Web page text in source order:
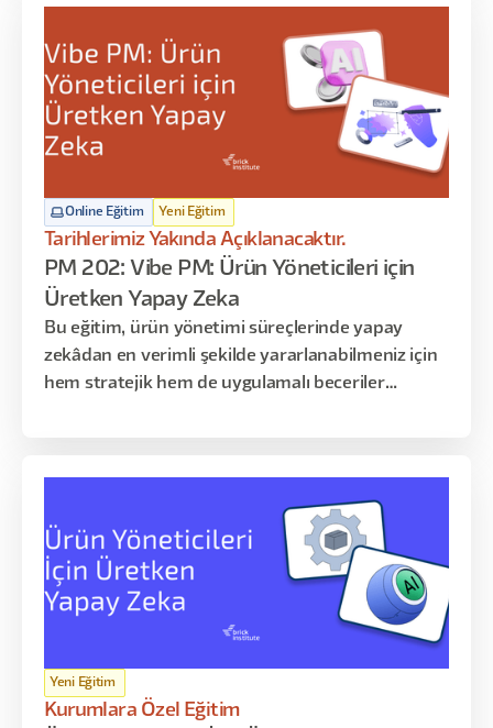
Online Eğitim Yeni Eğitim
Tarihlerimiz Yakında Açıklanacaktır.
PM 202: Vibe PM: Ürün Yöneticileri için
Üretken Yapay Zeka
Bu eğitim, ürün yönetimi süreçlerinde yapay
zekâdan en verimli şekilde yararlanabilmeniz için
hem stratejik hem de uygulamalı beceriler
hazırlama ve raporlama, akış haritalama,
otomasyon kurguları, prototipleme ve lansman
öncesi optimizasyon gibi kritik konuları kapsar.
Yeni Eğitim
Kurumlara Özel Eğitim